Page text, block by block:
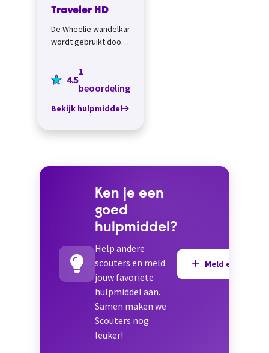
Traveler HD
De Wheelie wandelkar
wordt gebruikt door
afstandswandelaars
over de hele wereld.
Heel handig om je
bagage mee t...
4.5
1
beoordeling
Bekijk hulpmiddel
Ken je een
goed
hulpmiddel?
Help andere
scouters en meld
jouw favoriete
hulpmiddel aan.
Samen maken we
Scouters nog
leuker!
Meld een